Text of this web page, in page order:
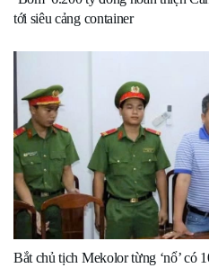
tới siêu cảng container
Bắt chủ tịch Mekolor từng ‘nổ’ có